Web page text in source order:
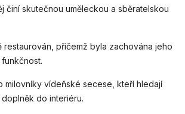
činí skutečnou uměleckou a sběratelskou
restaurován, přičemž byla zachována jeho
milovníky vídeňské secese, kteří hledají
do interiéru.